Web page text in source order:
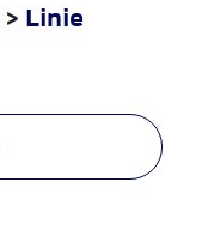
> Linie